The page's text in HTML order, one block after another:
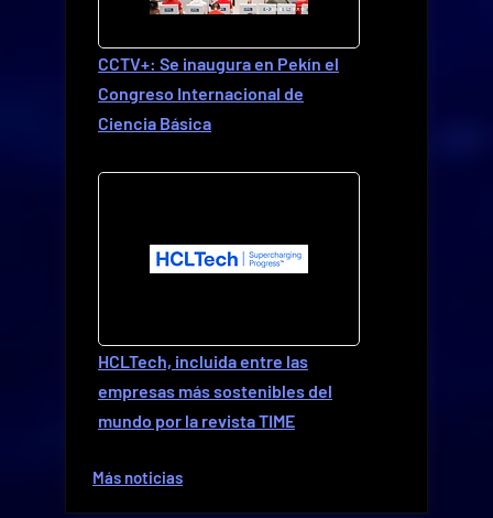
CCTV+: Se inaugura en Pekín el
Congreso Internacional de
Ciencia Básica
HCLTech, incluida entre las
empresas más sostenibles del
mundo por la revista TIME
Más noticias